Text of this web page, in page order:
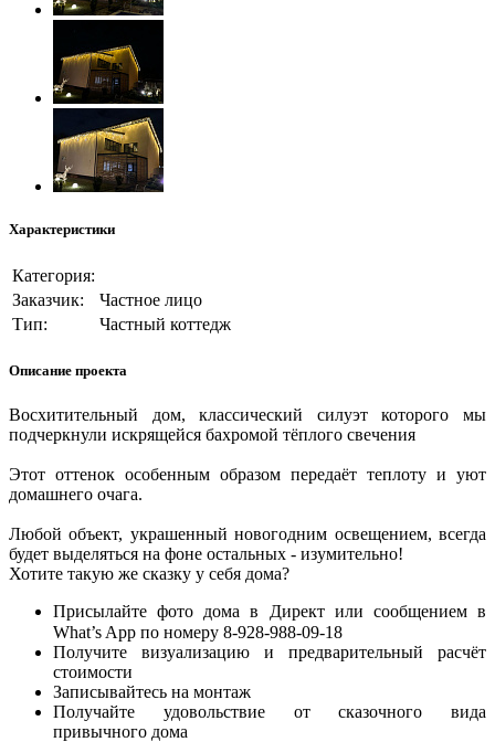
Характеристики
Категория:
Заказчик:
Частное лицо
Тип:
Частный коттедж
Описание проекта
Восхитительный дом, классический силуэт которого мы
подчеркнули искрящейся бахромой тёплого свечения
Этот оттенок особенным образом передаёт теплоту и уют
домашнего очага.
Любой объект, украшенный новогодним освещением, всегда
будет выделяться на фоне остальных - изумительно!
Хотите такую же сказку у себя дома?
Присылайте фото дома в Директ или сообщением в
What’s App по номеру 8-928-988-09-18⠀
Получите визуализацию и предварительный расчёт
стоимости
Записывайтесь на монтаж
Получайте удовольствие от сказочного вида
привычного дома